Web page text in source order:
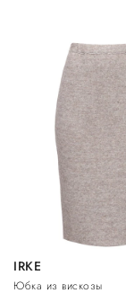
IRKE
Юбка из вискозы